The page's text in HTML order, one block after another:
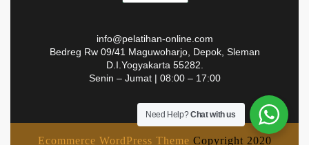
info@pelatihan-online.com
Bedreg Rw 09/41 Maguwoharjo, Depok, Sleman
D.I.Yogyakarta 55282.
Senin – Jumat | 08:00 – 17:00
Ecommerce WordPress Theme Copyright 2020
Need Help?Chat with us